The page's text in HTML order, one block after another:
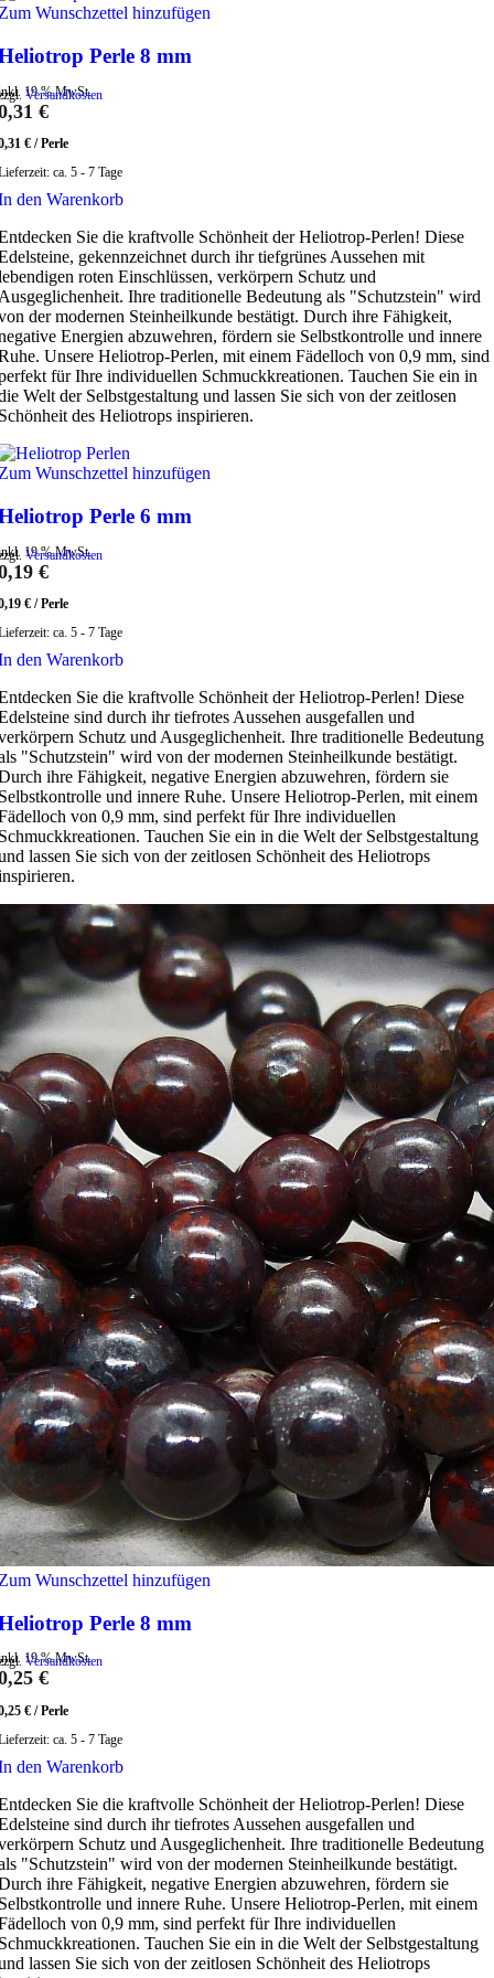
Wunschzettel hinzufügen
Perle 8 mm
19 % MwSt.
Versandkosten
€
€ /Perle
ca. 5 - 7 Tage
den Warenkorb
Sie die kraftvolle Schönheit der Heliotrop-Perlen! Diese
gekennzeichnet durch ihr tiefgrünes Aussehen mit
roten Einschlüssen, verkörpern Schutz und
Ihre traditionelle Bedeutung als "Schutzstein" wird
der modernen Steinheilkunde bestätigt. Durch ihre Fähigkeit,
Energien abzuwehren, fördern sie Selbstkontrolle und innere
Unsere Heliotrop-Perlen, mit einem Fädelloch von 0,9 mm, sind
für Ihre individuellen Schmuckkreationen. Tauchen Sie ein in
Welt der Selbstgestaltung und lassen Sie sich von der zeitlosen
des Heliotrops inspirieren.
Wunschzettel hinzufügen
Perle 6 mm
19 % MwSt.
Versandkosten
€
€ /Perle
ca. 5 - 7 Tage
den Warenkorb
Sie die kraftvolle Schönheit der Heliotrop-Perlen! Diese
sind durch ihr tiefrotes Aussehen ausgefallen und
Schutz und Ausgeglichenheit. Ihre traditionelle Bedeutung
"Schutzstein" wird von der modernen Steinheilkunde bestätigt.
ihre Fähigkeit, negative Energien abzuwehren, fördern sie
und innere Ruhe. Unsere Heliotrop-Perlen, mit einem
von 0,9 mm, sind perfekt für Ihre individuellen
Tauchen Sie ein in die Welt der Selbstgestaltung
lassen Sie sich von der zeitlosen Schönheit des Heliotrops
Wunschzettel hinzufügen
Perle 8 mm
19 % MwSt.
Versandkosten
€
€ /Perle
ca. 5 - 7 Tage
den Warenkorb
Sie die kraftvolle Schönheit der Heliotrop-Perlen! Diese
sind durch ihr tiefrotes Aussehen ausgefallen und
Schutz und Ausgeglichenheit. Ihre traditionelle Bedeutung
"Schutzstein" wird von der modernen Steinheilkunde bestätigt.
ihre Fähigkeit, negative Energien abzuwehren, fördern sie
und innere Ruhe. Unsere Heliotrop-Perlen, mit einem
von 0,9 mm, sind perfekt für Ihre individuellen
Tauchen Sie ein in die Welt der Selbstgestaltung
lassen Sie sich von der zeitlosen Schönheit des Heliotrops